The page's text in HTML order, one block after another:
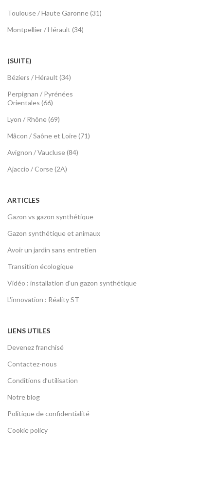
Toulouse / Haute Garonne (31)
Montpellier / Hérault (34)
(SUITE)
Béziers / Hérault (34)
Perpignan / Pyrénées
Orientales (66)
Lyon / Rhône (69)
Mâcon / Saône et Loire (71)
Avignon / Vaucluse (84)
Ajaccio / Corse (2A)
ARTICLES
Gazon vs gazon synthétique
Gazon synthétique et animaux
Avoir un jardin sans entretien
Transition écologique
Vidéo : installation d'un gazon synthétique
L'innovation : Réality ST
LIENS UTILES
Devenez franchisé
Contactez-nous
Conditions d’utilisation
Notre blog
Politique de confidentialité
Cookie policy